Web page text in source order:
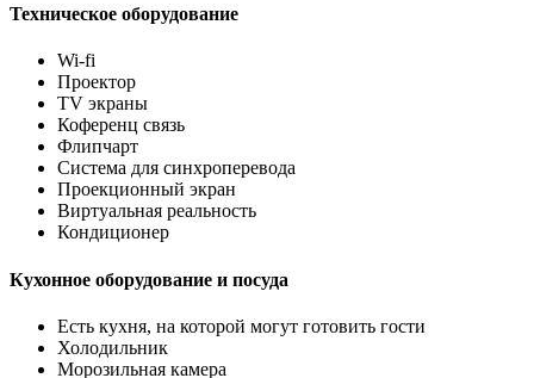
Техническое оборудование
Wi-fi
Проектор
TV экраны
Коференц связь
Флипчарт
Система для синхроперевода
Проекционный экран
Виртуальная реальность
Кондиционер
Кухонное оборудование и посуда
Есть кухня, на которой могут готовить гости
Холодильник
Морозильная камера